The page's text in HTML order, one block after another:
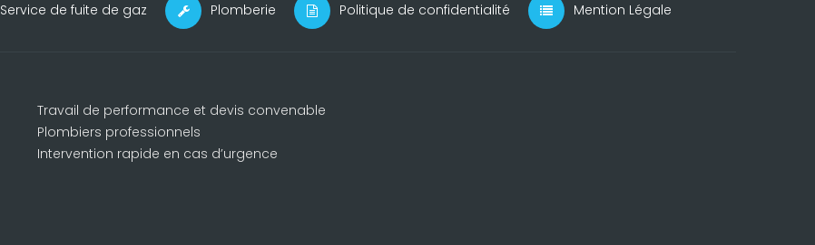
Service de fuite de gaz Plomberie Politique de confidentialité Mention Légale
Travail de performance et devis convenable
Plombiers professionnels
Intervention rapide en cas d’urgence